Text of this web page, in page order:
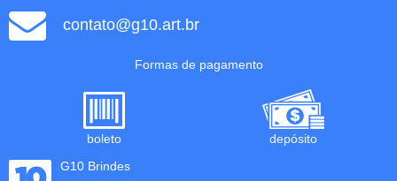
contato@g10.art.br
Formas de pagamento
boleto
depósito
G10 Brindes